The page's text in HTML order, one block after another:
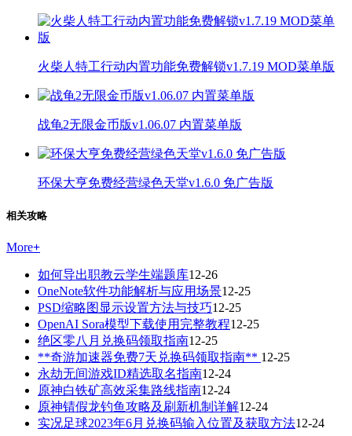
火柴人特工行动内置功能免费解锁v1.7.19 MOD菜单版
战龟2无限金币版v1.06.07 内置菜单版
环保大亨免费经营绿色天堂v1.6.0 免广告版
相关攻略
More+
如何导出职教云学生端题库12-26
OneNote软件功能解析与应用场景12-25
PSD缩略图显示设置方法与技巧12-25
OpenAI Sora模型下载使用完整教程12-25
绝区零八月兑换码领取指南12-25
**奇游加速器免费7天兑换码领取指南** 12-25
永劫无间游戏ID精选取名指南12-24
原神白铁矿高效采集路线指南12-24
原神锖假龙钓鱼攻略及刷新机制详解12-24
实况足球2023年6月兑换码输入位置及获取方法12-24